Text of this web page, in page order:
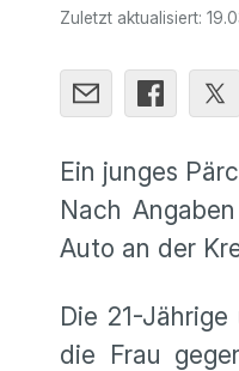
Zuletzt aktualisiert:
Ein junges
Nach
Auto an der
Die 21-
die Frau